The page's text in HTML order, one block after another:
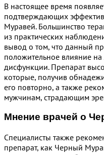
В настоящее время
подтверждающих
Муравей. Большинство
из практических
вывод о том, что данный
положительное влияние на
дисфункции. Препарат
которые, получив
его повторно, а также
мужчинам, страдающим
Мнение врачей о
Специалисты также
препарат, как Черный